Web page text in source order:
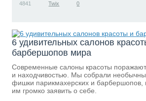
4841 Twix 0
6 удивительных салонов
барбершопов мира
Современные салоны красоты
и находчивостью. Мы собрали
фишки парикмахерских и барбершопов,
им громко заявить о себе.